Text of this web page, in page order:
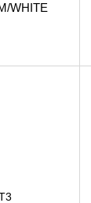
WHITE